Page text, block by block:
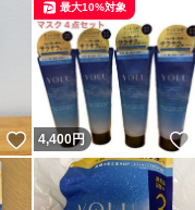
いいね！
4,400円
最大10%対象